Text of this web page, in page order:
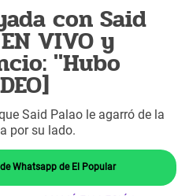
con Said
VIVO y
"Hubo
Said Palao le agarró de la
por su lado.
Whatsapp de El Popular